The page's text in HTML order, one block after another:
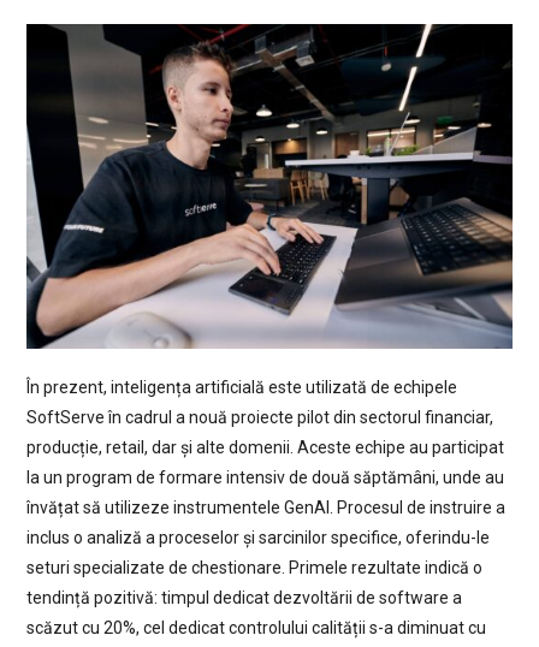
În prezent, inteligența artificială este utilizată de echipele
SoftServe în cadrul a nouă proiecte pilot din sectorul financiar,
producție, retail, dar și alte domenii. Aceste echipe au participat
la un program de formare intensiv de două săptămâni, unde au
învățat să utilizeze instrumentele GenAI. Procesul de instruire a
inclus o analiză a proceselor și sarcinilor specifice, oferindu-le
seturi specializate de chestionare. Primele rezultate indică o
tendință pozitivă: timpul dedicat dezvoltării de software a
scăzut cu 20%, cel dedicat controlului calității s-a diminuat cu